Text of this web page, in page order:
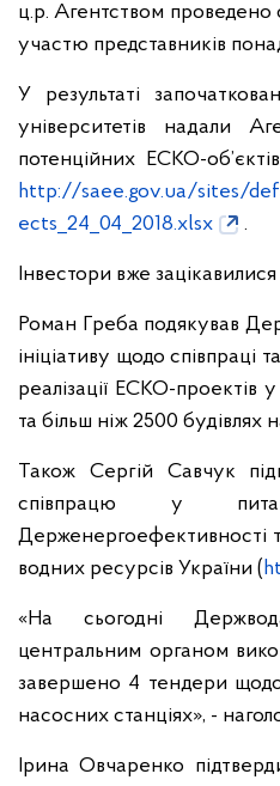
ц.р. Агентством
участю представників
У результаті
університетів надали
потенційних ЕСКО-
http://saee.gov.ua/sites/
ects_24_04_2018.xlsx
.
Інвестори вже
Роман Греба подякував
ініціативу щодо співпраці
реалізації ЕСКО-проектів
та більш ніж 2500 будівлях
Також Сергій Савчук
співпрацю у
Держенергоефективності
водних ресурсів України (
«На сьогодні
центральним органом
завершено 4 тендери
насосних станціях», -
Ірина Овчаренко